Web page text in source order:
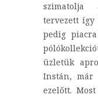
szimatolja
tervezett
pedig
üzletük
Instán, már
ezelőtt.